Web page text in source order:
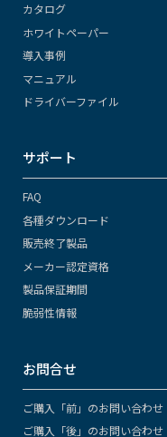
カタログ
ホワイトペーパー
導入事例
マニュアル
ドライバーファイル
サポート
FAQ
各種ダウンロード
販売終了製品
メーカー認定資格
製品保証期間
脆弱性情報
お問合せ
ご購入「前」のお問い合わせ
ご購入「後」のお問い合わせ